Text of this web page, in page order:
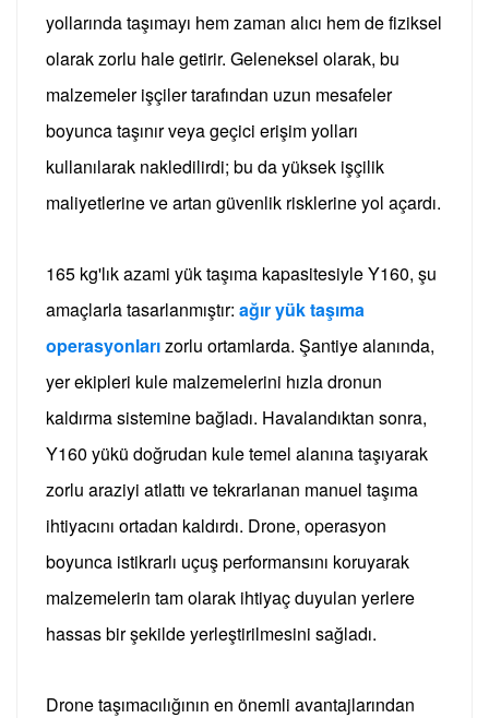
yollarında taşımayı hem zaman alıcı hem de fiziksel
olarak zorlu hale getirir.Geleneksel olarak, bu
malzemeler işçiler tarafından uzun mesafeler
boyunca taşınır veya geçici erişim yolları
kullanılarak nakledilirdi; bu da yüksek işçilik
maliyetlerine ve artan güvenlik risklerine yol açardı.
165 kg'lık azami yük taşıma kapasitesiyle Y160, şu
amaçlarla tasarlanmıştır:ağır yük taşıma
operasyonlarızorlu ortamlarda.Şantiye alanında,
yer ekipleri kule malzemelerini hızla dronun
kaldırma sistemine bağladı. Havalandıktan sonra,
Y160 yükü doğrudan kule temel alanına taşıyarak
zorlu araziyi atlattı ve tekrarlanan manuel taşıma
ihtiyacını ortadan kaldırdı. Drone, operasyon
boyunca istikrarlı uçuş performansını koruyarak
malzemelerin tam olarak ihtiyaç duyulan yerlere
hassas bir şekilde yerleştirilmesini sağladı.
Drone taşımacılığının en önemli avantajlarından